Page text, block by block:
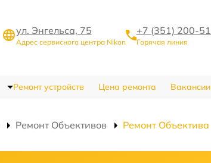
ул. Энгельса, 75
Адрес сервисного центра Nikon
+7 (351) 200-
Горячая линия
Ремонт устройств Цена ремонта Вакансии
Ремонт Объективов Ремонт